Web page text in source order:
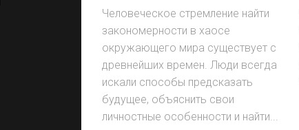
Человеческое стремление найти
закономерности в хаосе
окружающего мира существует с
древнейших времен. Люди всегда
искали способы предсказать
будущее, объяснить свои
личностные особенности и найти...